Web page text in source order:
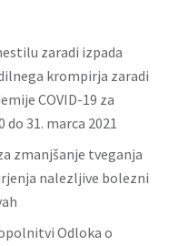
zaradi izpada
krompirja zaradi
COVID-19 za
31. marca 2021
zmanjšanje tveganja
nalezljive bolezni
Odloka o